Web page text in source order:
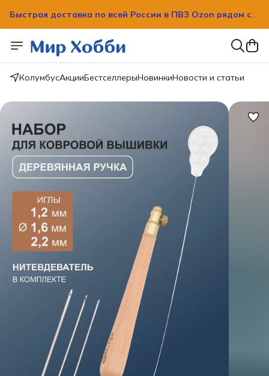
Быстрая доставка по всей России в ПВЗ Ozon рядом с
Быстрая доставка по всей России в ПВЗ Ozon рядом с
вашим домом!
КолумбусАкцииБестселлерыНовинкиНовости и статьи